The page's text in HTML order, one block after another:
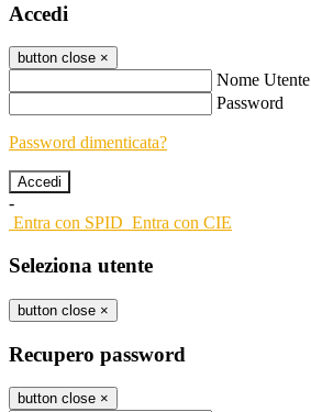
Accedi
button close ×
Nome Utente
Password
Password dimenticata?
-
Entra con SPID Entra con CIE
Seleziona utente
button close ×
Recupero password
button close ×